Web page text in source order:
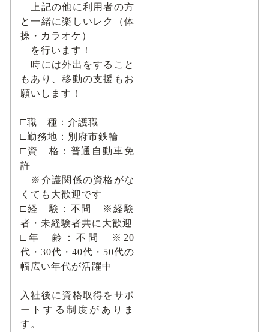
上記の他に利用者の方
と一緒に楽しいレク（体
操・カラオケ）
を行います！
時には外出をすること
もあり、移動の支援もお
願いします！
□職 種：介護職
□勤務地：別府市鉄輪
□資 格：普通自動車免
許
※介護関係の資格がな
くても大歓迎です
□経 験：不問 ※経験
者・未経験者共に大歓迎
□年 齢：不問 ※20
代・30代・40代・50代の
幅広い年代が活躍中
入社後に資格取得をサポ
ートする制度がありま
す。